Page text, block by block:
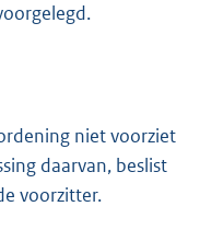
niet voorziet
daarvan, beslist
voorzitter.